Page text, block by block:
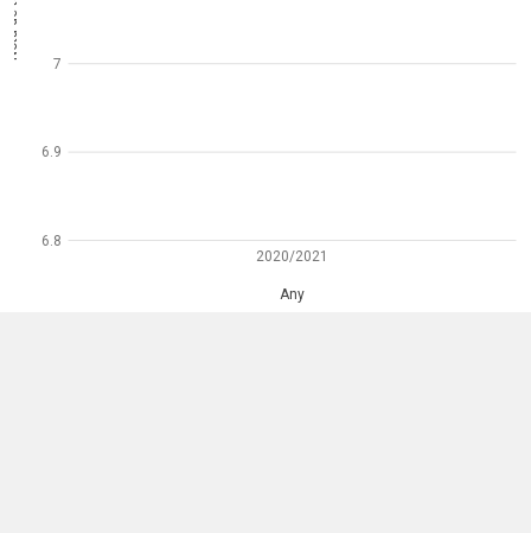
2020/2021
Any
6.8
6.9
7
Nota de tall